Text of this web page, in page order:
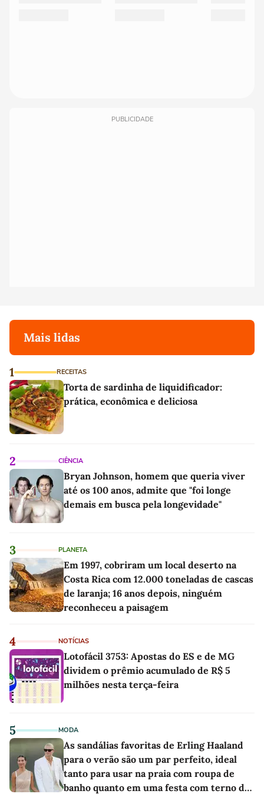
PUBLICIDADE
Mais lidas
1 RECEITAS
Torta de sardinha de liquidificador:
prática, econômica e deliciosa
2 CIÊNCIA
Bryan Johnson, homem que queria viver
até os 100 anos, admite que "foi longe
demais em busca pela longevidade"
3 PLANETA
Em 1997, cobriram um local deserto na
Costa Rica com 12.000 toneladas de cascas
de laranja; 16 anos depois, ninguém
reconheceu a paisagem
4 NOTÍCIAS
Lotofácil 3753: Apostas do ES e de MG
dividem o prêmio acumulado de R$ 5
milhões nesta terça-feira
5 MODA
As sandálias favoritas de Erling Haaland
para o verão são um par perfeito, ideal
tanto para usar na praia com roupa de
banho quanto em uma festa com terno de